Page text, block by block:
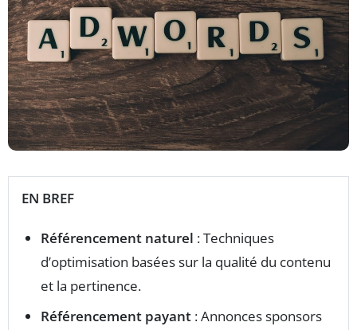
EN BREF
Référencement naturel : Techniques
d’optimisation basées sur la qualité du contenu
et la pertinence.
Référencement payant : Annonces sponsors